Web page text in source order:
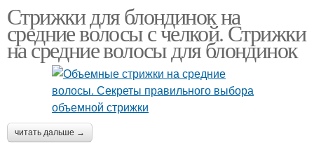
Стрижки для блондинок на
средние волосы с челкой. Стрижки
на средние волосы для блондинок
читать дальше →